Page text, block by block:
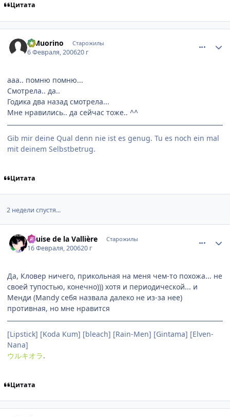
Цитата
elMuorino Старожилы
6 Февраля, 200620 г
ааа.. помню помню...
Смотрела.. да..
Годика два назад смотрела...
Мне нравились.. да сейчас тоже.. ^^
Gib mir deine Qual denn nie ist es genug. Tu es noch ein mal
mit deinem Selbstbetrug.
Цитата
2 недели спустя...
Louise de la Vallière Старожилы
16 Февраля, 200620 г
Да, Кловер ничего, прикольная на меня чем-то похожа... не
своей тупостью, конечно))) хотя и периодической... и
Менди (Mandy себя назвала далеко не из-за нее)
противная, но мне нравится
[Lipstick] [Koda Kum] [bleach] [Rain-Men] [Gintama] [Elven-
Nana]
ウルキオラ.
Цитата